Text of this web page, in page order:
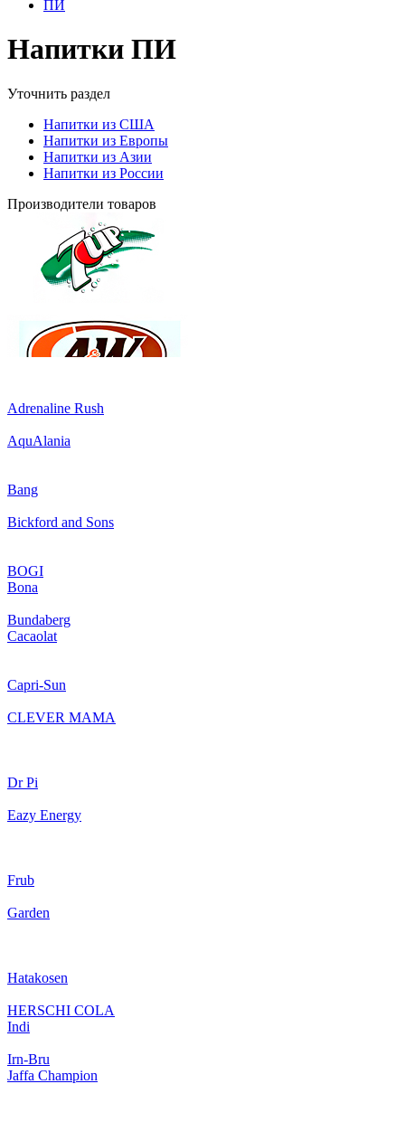
ПИ
Напитки ПИ
Уточнить раздел
Напитки из США
Напитки из Европы
Напитки из Азии
Напитки из России
Производители товаров
Adrenaline Rush
AquAlania
Bang
Bickford and Sons
BOGI
Bona
Bundaberg
Cacaolat
Capri-Sun
CLEVER MAMA
Dr Pi
Eazy Energy
Frub
Garden
Hatakosen
HERSCHI COLA
Indi
Irn-Bru
Jaffa Champion